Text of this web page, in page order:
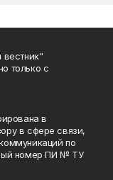
только с
в
в сфере связи,
по
номер ПИ № ТУ